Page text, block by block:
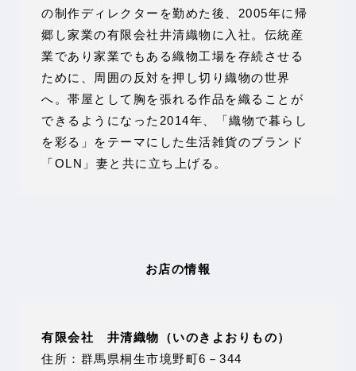
の制作ディレクターを勤めた後、2005年に帰
郷し家業の有限会社井清織物に入社。伝統産
業であり家業でもある織物工場を存続させる
ために、周囲の反対を押し切り織物の世界
へ。帯屋として胸を張れる作品を織ることが
できるようになった2014年、「織物で暮らし
を彩る」をテーマにした生活雑貨のブランド
「OLN」妻と共に立ち上げる。
お店の情報
有限会社 井清織物（いのきよおりもの）
住所：群馬県桐生市境野町6－344